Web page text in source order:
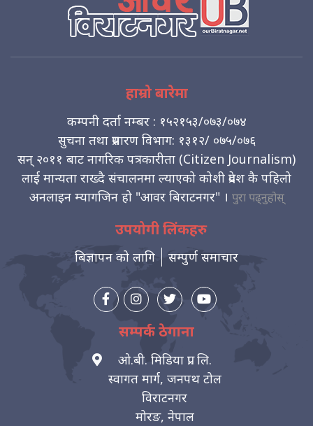
हाम्रो बारेमा
कम्पनी दर्ता नम्बर : १५२१५३/०७३/०७४
सुचना तथा प्रसारण विभाग: १३१२/ ०७५/०७६
सन् २०११ बाट नागरिक पत्रकारीता (Citizen Journalism)
लाई मान्यता राख्दै संचालनमा ल्याएको कोशी प्रदेश कै पहिलो
अनलाइन म्यागजिन हो "आवर बिराटनगर" । पुरा पढ्नुहोस्
उपयोगी लिंकहरु
बिज्ञापन को लागि सम्पुर्ण समाचार
सम्पर्क ठेगाना
ओ.बी. मिडिया प्रा. लि.
स्वागत मार्ग, जनपथ टोल
विराटनगर
मोरङ, नेपाल